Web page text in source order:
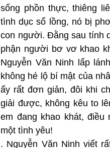
sống phồn thực, thiêng
tình dục sổ lồng, nó bị
con người. Đằng sau tính
phận người bơ vơ khao
Nguyễn Văn Ninh lấp
không hé lộ bí mật của
ấy rất đơn giản, đôi khi
giải được, không kêu to
em đang khao khát,
một tình yêu!
. Nguyễn Văn Ninh viết